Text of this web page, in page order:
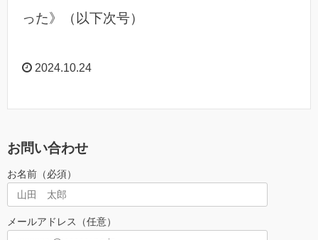
った》（以下次号）
2024.10.24
お問い合わせ
お名前（必須）
メールアドレス（任意）